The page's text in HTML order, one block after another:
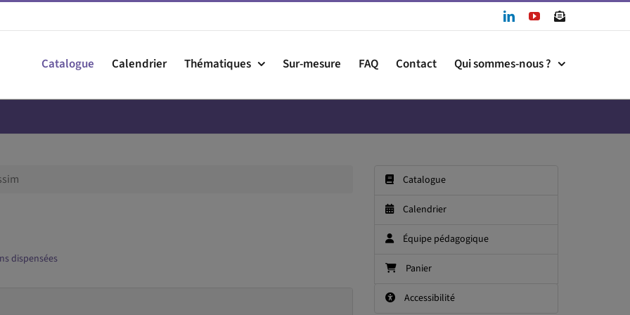
LinkedInYouTube
Catalogue Calendrier Thématiques Sur-mesure FAQ Contact Qui sommes-nous ?
dispensées
Catalogue
Calendrier
Équipe pédagogique
Panier
Accessibilité